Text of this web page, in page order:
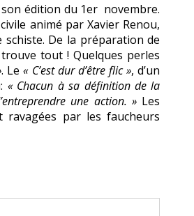
édition du 1er novembre.
animé par Xavier Renou,
De la préparation de
tout ! Quelques perles
. Le« C’est dur d’être flic », d’un
« Chacun à sa définition de la
une action. » Les
ravagées par les faucheurs